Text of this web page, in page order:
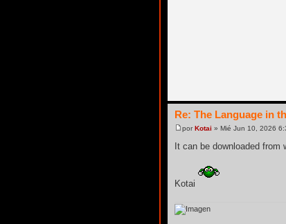
Re: The Language in
por Kotai » Mié Jun 10, 2026
It can be downloaded from
Kotai